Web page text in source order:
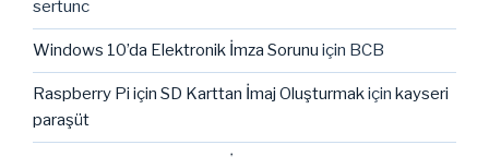
sertunc
Windows 10’da Elektronik İmza Sorunu için BCB
Raspberry Pi için SD Karttan İmaj Oluşturmakiçin kayseri
paraşüt